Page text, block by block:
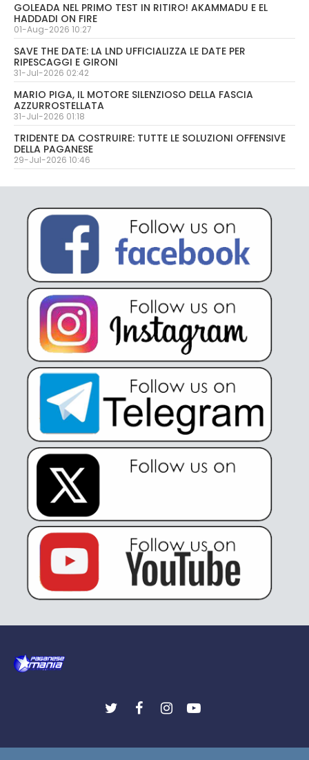
GOLEADA NEL PRIMO TEST IN RITIRO! AKAMMADU E EL
HADDADI ON FIRE
01-Aug-2026 10:27
SAVE THE DATE: LA LND UFFICIALIZZA LE DATE PER
RIPESCAGGI E GIRONI
31-Jul-2026 02:42
MARIO PIGA, IL MOTORE SILENZIOSO DELLA FASCIA
AZZURROSTELLATA
31-Jul-2026 01:18
TRIDENTE DA COSTRUIRE: TUTTE LE SOLUZIONI OFFENSIVE
DELLA PAGANESE
29-Jul-2026 10:46